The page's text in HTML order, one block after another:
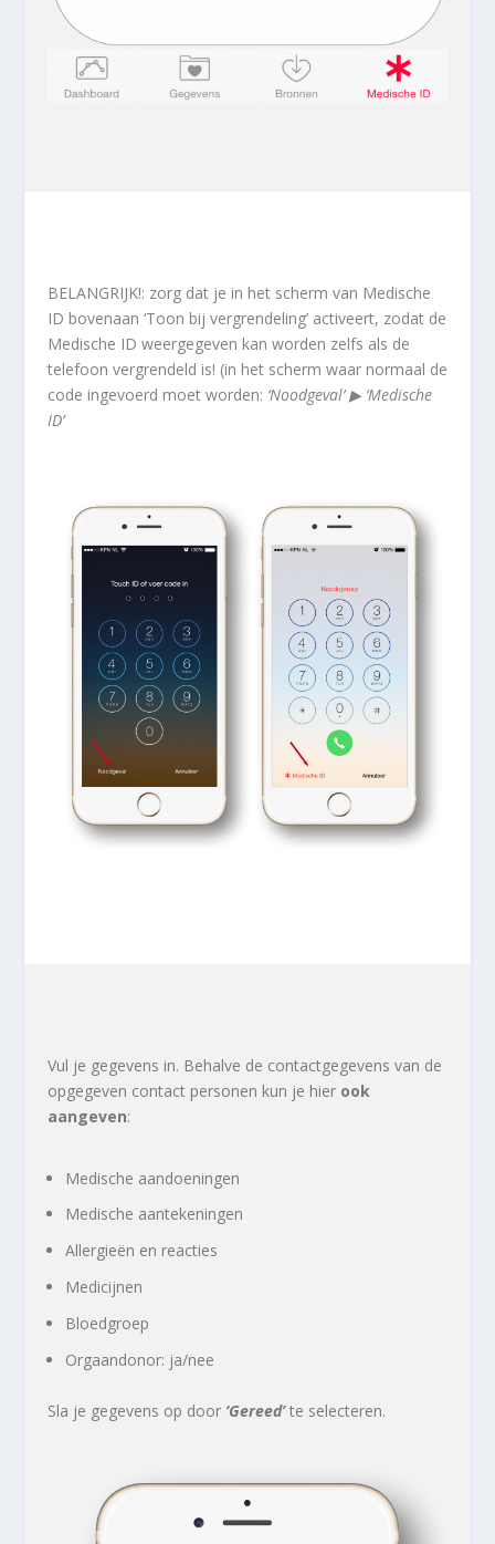
BELANGRIJK!: zorg dat je in het scherm van Medische
ID bovenaan ‘Toon bij vergrendeling’ activeert, zodat de
Medische ID weergegeven kan worden zelfs als de
telefoon vergrendeld is! (in het scherm waar normaal de
code ingevoerd moet worden: ‘Noodgeval’ ▶︎ ‘Medische
ID’
Vul je gegevens in. Behalve de contactgegevens van de
opgegeven contact personen kun je hier ook
aangeven:
Medische aandoeningen
Medische aantekeningen
Allergieën en reacties
Medicijnen
Bloedgroep
Orgaandonor: ja/nee
Sla je gegevens op door ‘Gereed’ te selecteren.